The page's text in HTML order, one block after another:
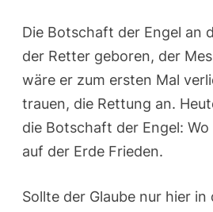
Die Botschaft der Engel an
der Retter geboren, der
wäre er zum ersten Mal
trauen, die Rettung an.
die Botschaft der Engel:
auf der Erde Frieden.
Sollte der Glaube nur hier